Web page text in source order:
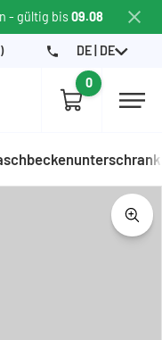
- gültig bis09.08
DE | DE
0